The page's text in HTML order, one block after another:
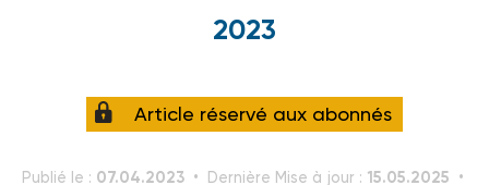
2023
Article réservé aux abonnés
Publié le : 07.04.2023 Dernière Mise à jour : 15.05.2025